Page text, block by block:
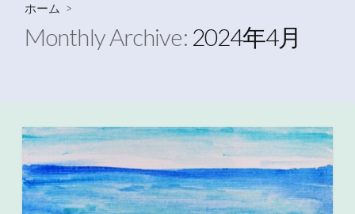
ホーム >
Monthly Archive: 2024年4月